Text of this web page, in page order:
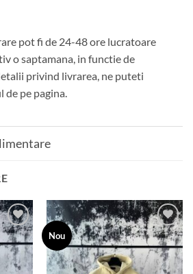
pot fi de 24-48 ore lucratoare
o saptamana, in functie de
privind livrarea, ne puteti
pe pagina.
Add to
wishlist
Nou
Add to
wishlist